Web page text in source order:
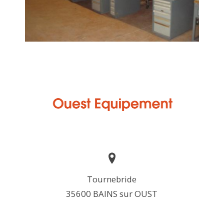
Tournebride
35600 BAINS sur OUST